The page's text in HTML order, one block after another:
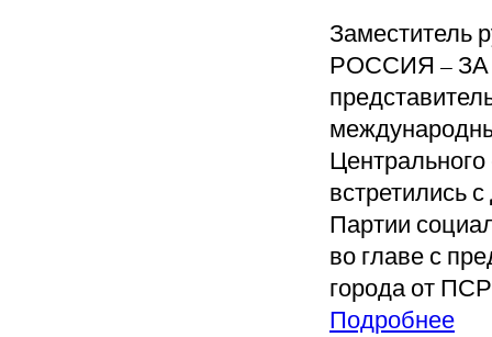
РОССИЯ – ЗА
встретились
Партии
во главе с
города от
Подробнее